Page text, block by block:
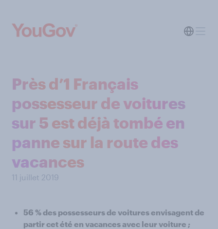
Près d’1 Français
possesseur de voitures
sur 5 est déjà tombé en
panne sur la route des
vacances
11 juillet 2019
56 % des possesseurs de voitures envisagent de
partir cet été en vacances avec leur voiture ;